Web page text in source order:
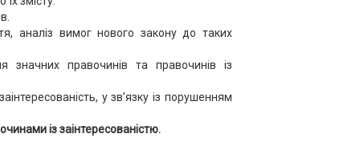
аналіз вимог нового закону до таких
значних правочинів та правочинів із
у зв’язку із порушенням
із заінтересованістю.